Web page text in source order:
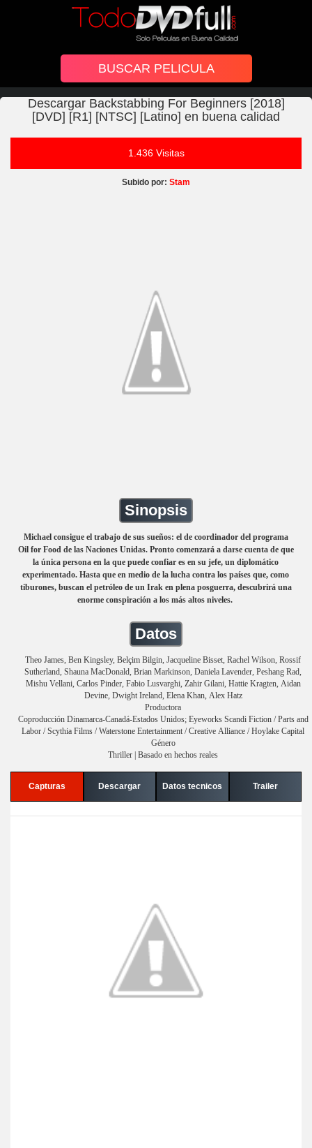
Descargar Backstabbing For Beginners [2018]
[DVD] [R1] [NTSC] [Latino] en buena calidad
1.436 Visitas
Subido por: Stam
Sinopsis
Michael consigue el trabajo de sus sueños: el de coordinador del programa
Oil for Food de las Naciones Unidas. Pronto comenzará a darse cuenta de que
la única persona en la que puede confiar es en su jefe, un diplomático
experimentado. Hasta que en medio de la lucha contra los países que, como
tiburones, buscan el petróleo de un Irak en plena posguerra, descubrirá una
enorme conspiración a los más altos niveles.
Datos
Theo James, Ben Kingsley, Belçim Bilgin, Jacqueline Bisset, Rachel Wilson, Rossif
Sutherland, Shauna MacDonald, Brian Markinson, Daniela Lavender, Peshang Rad,
Mishu Vellani, Carlos Pinder, Fabio Lusvarghi, Zahir Gilani, Hattie Kragten, Aidan
Devine, Dwight Ireland, Elena Khan, Alex Hatz
Productora
Coproducción Dinamarca-Canadá-Estados Unidos; Eyeworks Scandi Fiction / Parts and
Labor / Scythia Films / Waterstone Entertainment / Creative Alliance / Hoylake Capital
Género
Thriller | Basado en hechos reales
Capturas Descargar Datos tecnicos Trailer